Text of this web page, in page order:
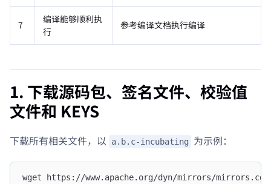
7
编译能够顺利执
行
参考编译文档执行编译
1. 下载源码包、签名文件、校验值
文件和 KEYS
下载所有相关文件，以 a.b.c-incubating 为示例：
wget https://www.apache.org/dyn/mirrors/